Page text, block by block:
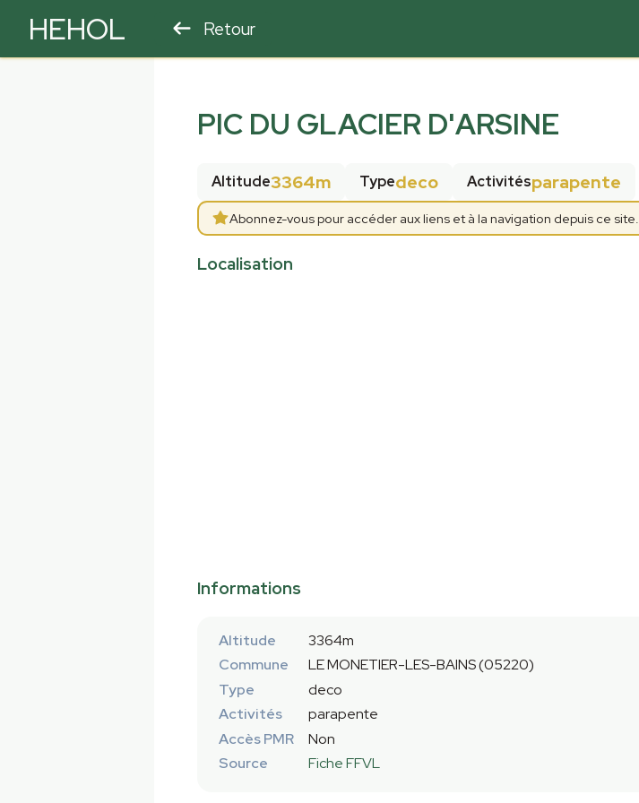
HEHOL Retour
PIC DU GLACIER D'ARSINE
Altitude3364m Typedeco Activitésparapente
Abonnez-vous pour accéder aux liens et à la navigation depuis ce site.
Localisation
Informations
Altitude
3364m
Commune
LE MONETIER-LES-BAINS (05220)
Type
deco
Activités
parapente
Accès PMR
Non
Source
Fiche FFVL